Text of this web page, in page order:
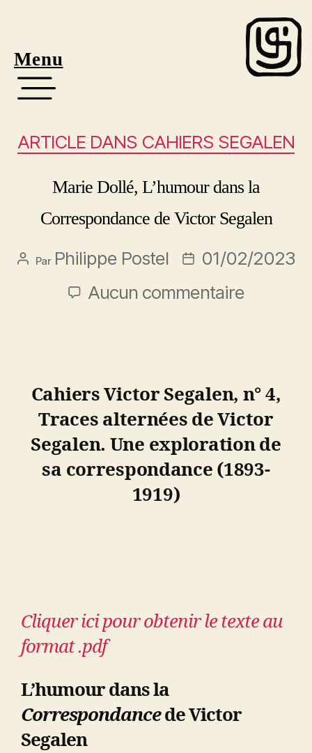
Menu
ARTICLE DANS CAHIERS SEGALEN
Marie Dollé, L’humour dans la
Correspondance de Victor Segalen
Par Philippe Postel
01/02/2023
Aucun commentaire
Cahiers Victor Segalen, n° 4,
Traces alternées de Victor
Segalen. Une exploration de
sa correspondance (1893-
1919)
Cliquer ici pour obtenir le texte au
format .pdf
L’humour dans la
Correspondancede Victor
Segalen